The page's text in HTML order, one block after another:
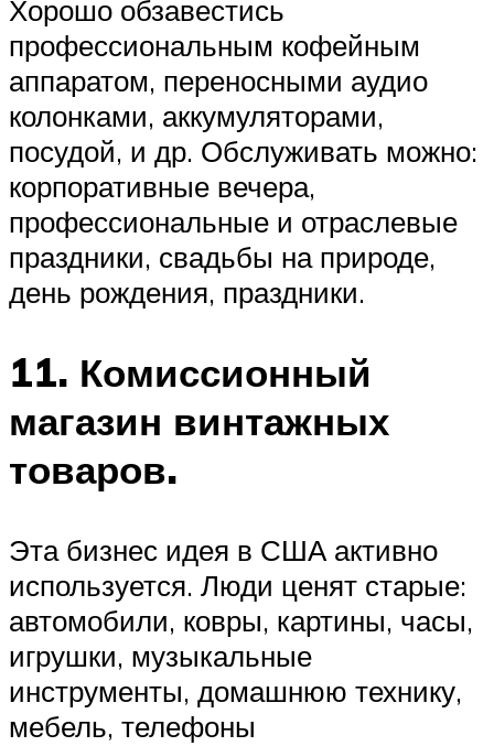
Хорошо обзавестись
профессиональным кофейным
аппаратом, переносными аудио
колонками, аккумуляторами,
посудой, и др. Обслуживать можно:
корпоративные вечера,
профессиональные и отраслевые
праздники, свадьбы на природе,
день рождения, праздники.
11. Комиссионный
магазин винтажных
товаров.
Эта бизнес идея в США активно
используется. Люди ценят старые:
автомобили, ковры, картины, часы,
игрушки, музыкальные
инструменты, домашнюю технику,
мебель, телефоны